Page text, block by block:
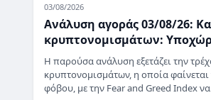
03/08/2026
Ανάλυση αγοράς 03/08/26:
κρυπτονομισμάτων:
Η παρούσα ανάλυση εξετάζει την
κρυπτονομισμάτων, η οποία
φόβου, με την Fear and Greed Index